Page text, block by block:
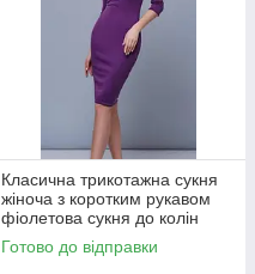
Класична трикотажна сукня
жіноча з коротким рукавом
фіолетова сукня до колін
однотонна 40 42 44 46 48 50
52 розмір
Готово до відправки